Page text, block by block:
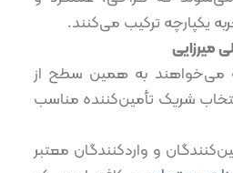
یکپارچه ترکیب می‌کنند.
میرزایی
می‌خواهند به همین سطح از
شریک تأمین‌کننده مناسب
و واردکنندگان معتبر